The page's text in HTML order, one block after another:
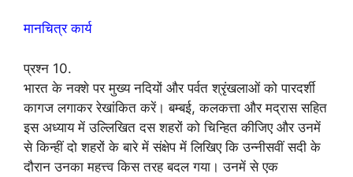
मानचित्र कार्य
प्रश्न 10.
भारत के नक्शे पर मुख्य नदियों और पर्वत श्रृंखलाओं को पारदर्शी
कागज लगाकर रेखांकित करें। बम्बई, कलकत्ता और मद्रास सहित
इस अध्याय में उल्लिखित दस शहरों को चिन्हित कीजिए और उनमें
से किन्हीं दो शहरों के बारे में संक्षेप में लिखिए कि उन्नीसवीं सदी के
दौरान उनका महत्त्व किस तरह बदल गया। उनमें से एक